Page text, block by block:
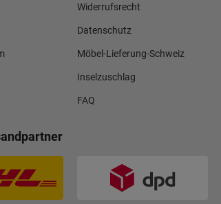
Widerrufsrecht
Datenschutz
Möbel-Lieferung-Schweiz
Inselzuschlag
FAQ